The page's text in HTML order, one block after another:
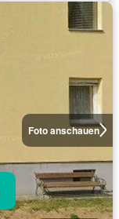
Foto anschauen